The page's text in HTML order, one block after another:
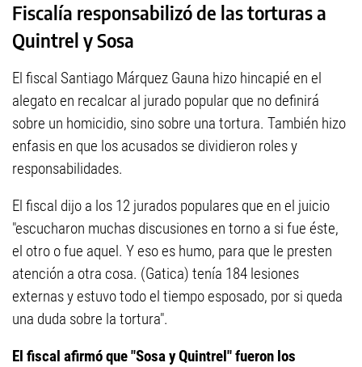
Fiscalía responsabilizó de las torturas a
Quintrel y Sosa
El fiscal Santiago Márquez Gauna hizo hincapié en el
alegato en recalcar al jurado popular que no definirá
sobre un homicidio, sino sobre una tortura. También hizo
enfasis en que los acusados se dividieron roles y
responsabilidades.
El fiscal dijo a los 12 jurados populares que en el juicio
"escucharon muchas discusiones en torno a si fue éste,
el otro o fue aquel. Y eso es humo, para que le presten
atención a otra cosa. (Gatica) tenía 184 lesiones
externas y estuvo todo el tiempo esposado, por si queda
una duda sobre la tortura".
El fiscal afirmó que "Sosa y Quintrel" fueron los